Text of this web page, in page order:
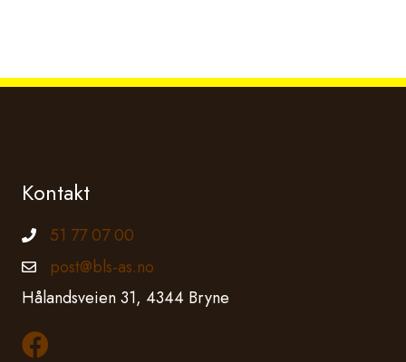
Kontakt
Telefonnummer
51 77 07 00
Epostadresse
post@bls-as.no
Hålandsveien 31, 4344 Bryne
Les mer om oss på Facebook